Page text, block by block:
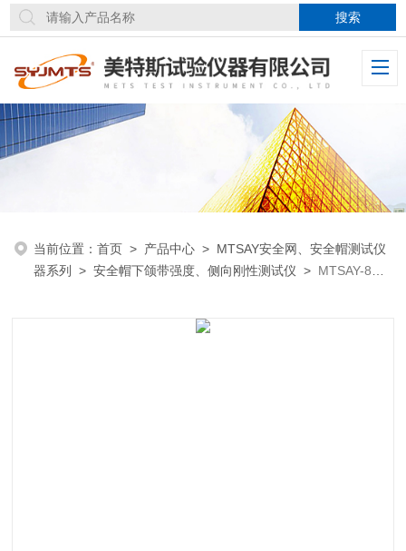
当前位置：首页 > 产品中心 > MTSAY安全网、安全帽测试仪
器系列
>安全帽下颌带强度、侧向刚性测试仪 > MTSAY-8型